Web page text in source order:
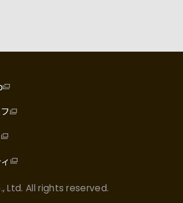
Ltd. All rights reserved.